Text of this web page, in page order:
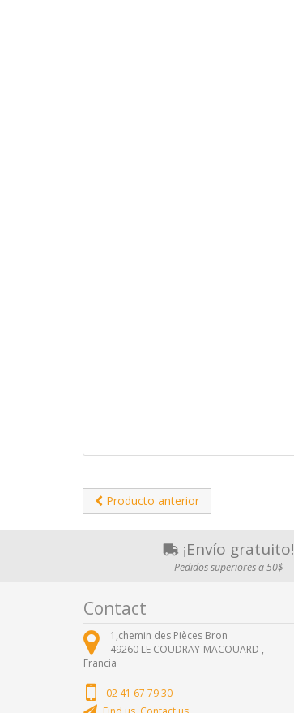
Producto anterior
¡Envío gratuito!
Pedidos superiores a 50$
Contact
1,chemin des Pièces Bron
49260 LE COUDRAY-MACOUARD ,
Francia
02 41 67 79 30